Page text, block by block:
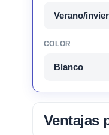
Verano/
COLOR
Blanco
Ventajas